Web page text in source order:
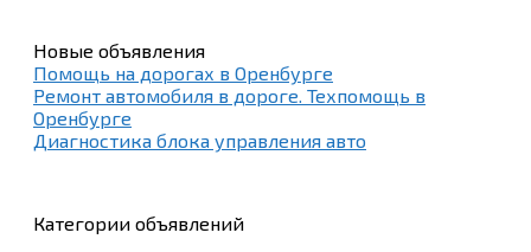
Новые объявления
Помощь на дорогах в Оренбурге
Ремонт автомобиля в дороге. Техпомощь в
Оренбурге
Диагностика блока управления авто
Категории объявлений